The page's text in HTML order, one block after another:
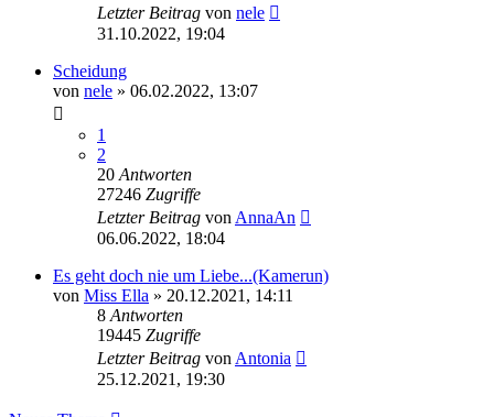
Letzter Beitrag von nele
31.10.2022, 19:04
Scheidung
von nele » 06.02.2022, 13:07
1
2
20 Antworten
27246 Zugriffe
Letzter Beitrag von AnnaAn
06.06.2022, 18:04
Es geht doch nie um Liebe...(Kamerun)
von Miss Ella » 20.12.2021, 14:11
8 Antworten
19445 Zugriffe
Letzter Beitrag von Antonia
25.12.2021, 19:30